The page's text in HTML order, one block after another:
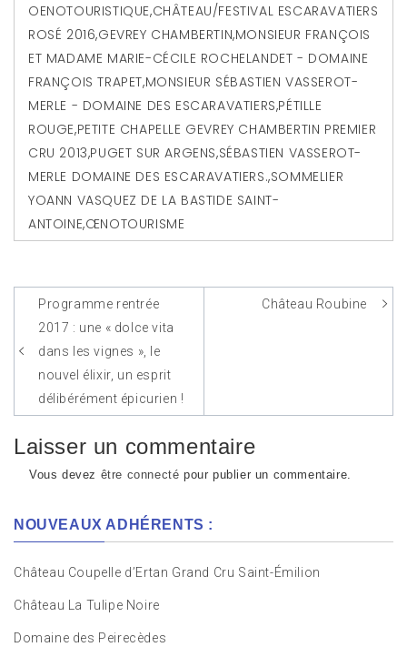
OENOTOURISTIQUE,CHÂTEAU/FESTIVAL ESCARAVATIERS
ROSÉ 2016,GEVREY CHAMBERTIN,MONSIEUR FRANÇOIS
ET MADAME MARIE-CÉCILE ROCHELANDET - DOMAINE
FRANÇOIS TRAPET,MONSIEUR SÉBASTIEN VASSEROT-
MERLE - DOMAINE DES ESCARAVATIERS,PÉTILLE
ROUGE,PETITE CHAPELLE GEVREY CHAMBERTIN PREMIER
CRU 2013,PUGET SUR ARGENS,SÉBASTIEN VASSEROT-
MERLE DOMAINE DES ESCARAVATIERS.,SOMMELIER
YOANN VASQUEZ DE LA BASTIDE SAINT-
ANTOINE,ŒNOTOURISME
Navigation
de
l’article
Programme rentrée
2017 : une « dolce vita
dans les vignes », le
nouvel élixir, un esprit
délibérément épicurien !
Château Roubine
Laisser un commentaire
Vous devez être connecté pour publier un commentaire.
NOUVEAUX ADHÉRENTS :
Château Coupelle d’Ertan Grand Cru Saint-Émilion
Château La Tulipe Noire
Domaine des Peirecèdes